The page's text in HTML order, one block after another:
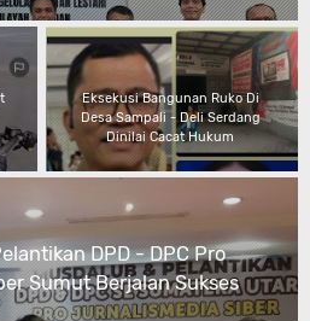
Eksekusi Bangunan Ruko Di
Desa Sampali - Deli Serdang
Dinilai Cacat Hukum
DPD - DPC Pro
Sumut Berjalan Sukses